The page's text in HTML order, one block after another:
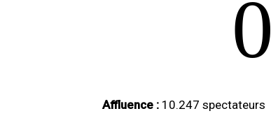
0
Affluence : 10.247 spectateurs